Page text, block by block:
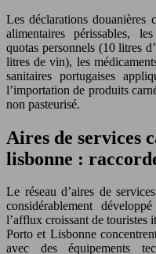
Les déclarations douanières
alimentaires périssables,
quotas personnels (10 litres
litres de vin), les
sanitaires portugaises
l’importation de produits
non pasteurisé.
Aires de services
lisbonne :
Le réseau d’aires de
considérablement
l’afflux croissant de touristes
Porto et Lisbonne
avec des équipements